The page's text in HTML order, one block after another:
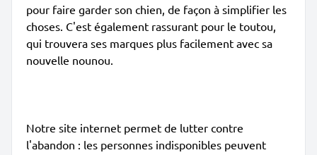
pour faire garder son chien, de façon à simplifier les
choses. C'est également rassurant pour le toutou,
qui trouvera ses marques plus facilement avec sa
nouvelle nounou.
Notre site internet permet de lutter contre
l'abandon : les personnes indisponibles peuvent